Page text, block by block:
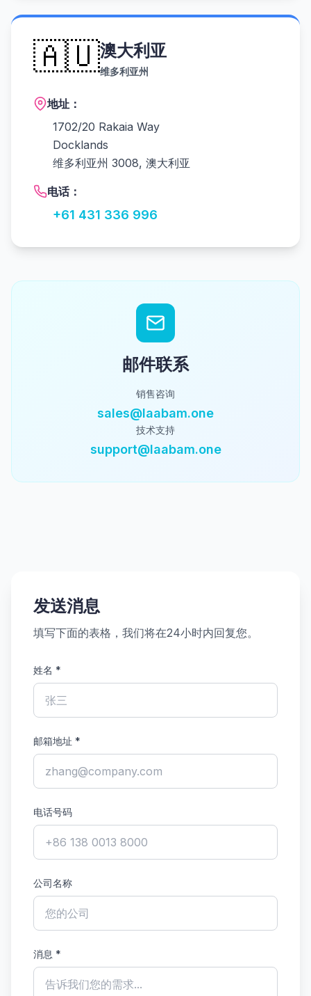
🇦🇺澳大利亚
维多利亚州
地址：
1702/20 Rakaia Way
Docklands
维多利亚州 3008, 澳大利亚
电话：
+61 431 336 996
邮件联系
销售咨询
sales@laabam.one
技术支持
support@laabam.one
发送消息
填写下面的表格，我们将在24小时内回复您。
姓名 *
邮箱地址 *
电话号码
公司名称
消息 *